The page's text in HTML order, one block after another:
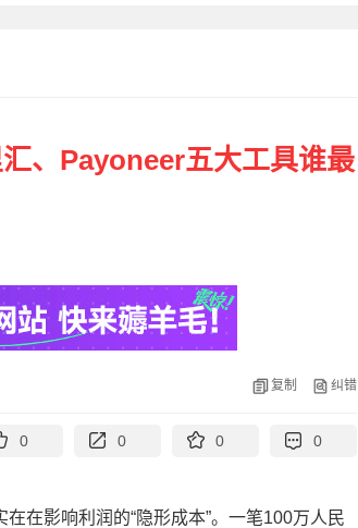
、Payoneer五大工具谁最
复制 纠错
0 0 0 0
在影响利润的“隐形成本”。一笔100万人民